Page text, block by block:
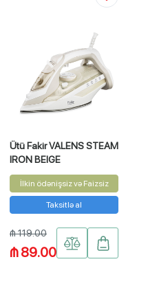
Ütü Fakir VALENS STEAM
IRON BEIGE
İlkin ödənişsiz və Faizsiz
Taksitlə al
₼ 119.00
₼ 89.00